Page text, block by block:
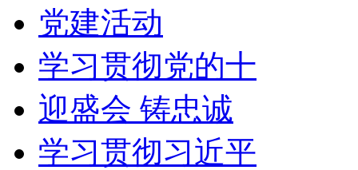
党建活动
学习贯彻党的十
迎盛会 铸忠诚
学习贯彻习近平